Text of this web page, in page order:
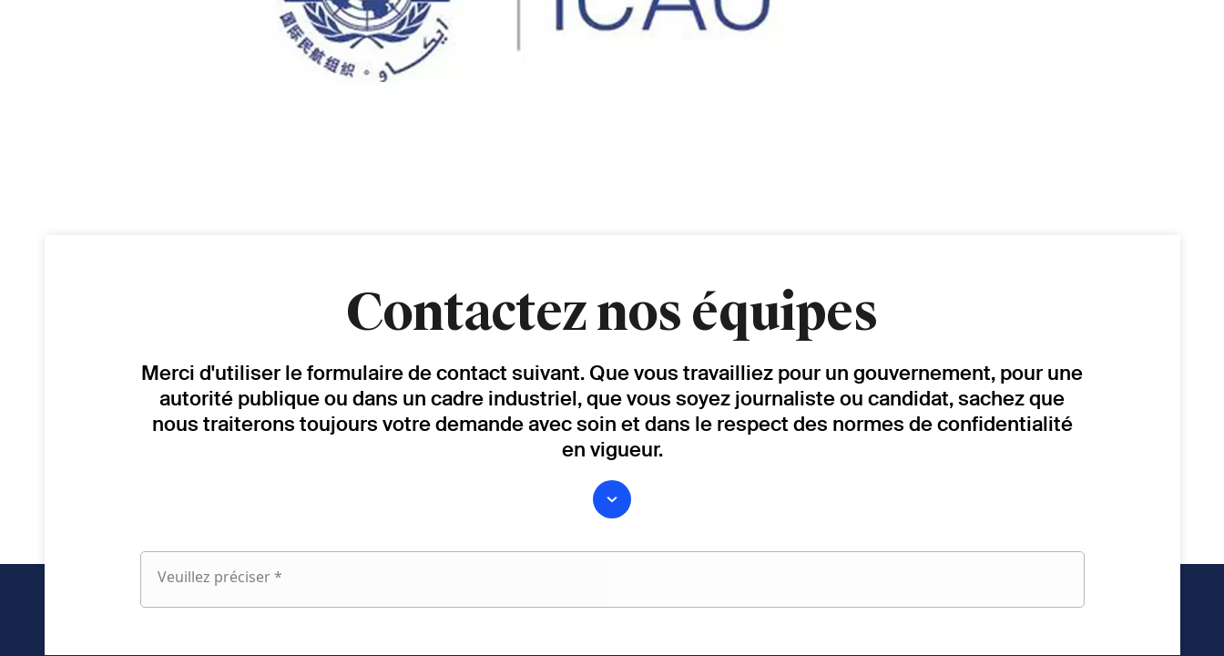
Contactez nos équipes
Merci d'utiliser le formulaire de contact suivant. Que vous travailliez pour un gouvernement, pour une
autorité publique ou dans un cadre industriel, que vous soyez journaliste ou candidat, sachez que
nous traiterons toujours votre demande avec soin et dans le respect des normes de confidentialité
en vigueur.
Veuillez préciser *
Veuillez